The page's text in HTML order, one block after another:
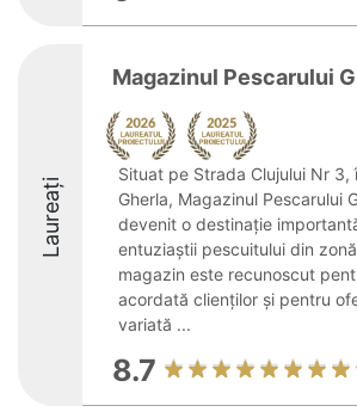
Laureați
Magazinul Pescarului
Situat pe Strada Clujului Nr 3,
Gherla, Magazinul Pescarului
devenit o destinație
entuziaștii pescuitului din
magazin este recunoscut
acordată clienților și pentru
variată ...
8.7